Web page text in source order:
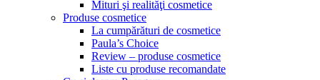
Mituri şi realităţi cosmetice
Produse cosmetice
La cumpărături de cosmetice
Paula’s Choice
Review – produse cosmetice
Liste cu produse recomandate